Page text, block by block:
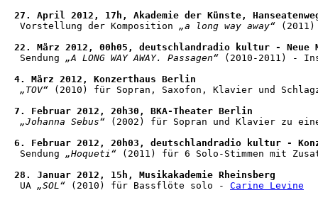
27. April 2012, 17h, Akademie der Künste,
Vorstellung der Komposition „a long way away“ (2011)
22. März 2012, 00h05, deutschlandradio kultur - Neue
Sendung „A LONG WAY AWAY. Passagen“ (2010-2011) -
4. März 2012, Konzerthaus Berlin
„TOV“ (2010) für Sopran, Saxofon, Klavier und
7. Februar 2012, 20h30, BKA-Theater Berlin
„Johanna Sebus“ (2002) für Sopran und Klavier zu
6. Februar 2012, 20h03, deutschlandradio kultur -
Sendung „Hoqueti“ (2011) für 6 Solo-Stimmen mit
28. Januar 2012, 15h, Musikakademie Rheinsberg
UA „SOL“ (2010) für Bassflöte solo - Carine Levine